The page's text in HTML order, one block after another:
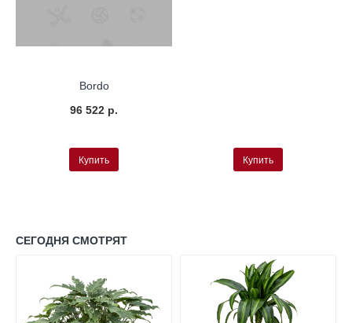
Bordo
96 522 р.
Купить Купить
СЕГОДНЯ СМОТРЯТ